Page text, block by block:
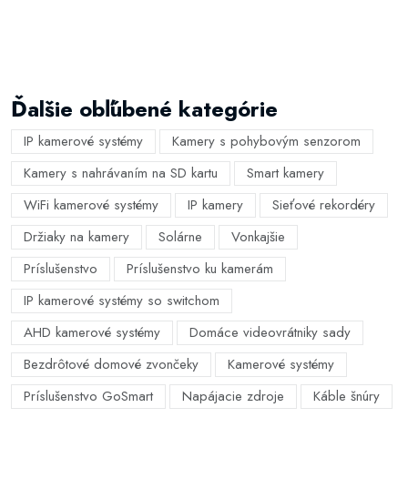
Ďalšie obľúbené kategórie
IP kamerové systémy
Kamery s pohybovým senzorom
Kamery s nahrávaním na SD kartu
Smart kamery
WiFi kamerové systémy
IP kamery
Sieťové rekordéry
Držiaky na kamery
Solárne
Vonkajšie
Príslušenstvo
Príslušenstvo ku kamerám
IP kamerové systémy so switchom
AHD kamerové systémy
Domáce videovrátniky sady
Bezdrôtové domové zvončeky
Kamerové systémy
Príslušenstvo GoSmart
Napájacie zdroje Káble šnúry